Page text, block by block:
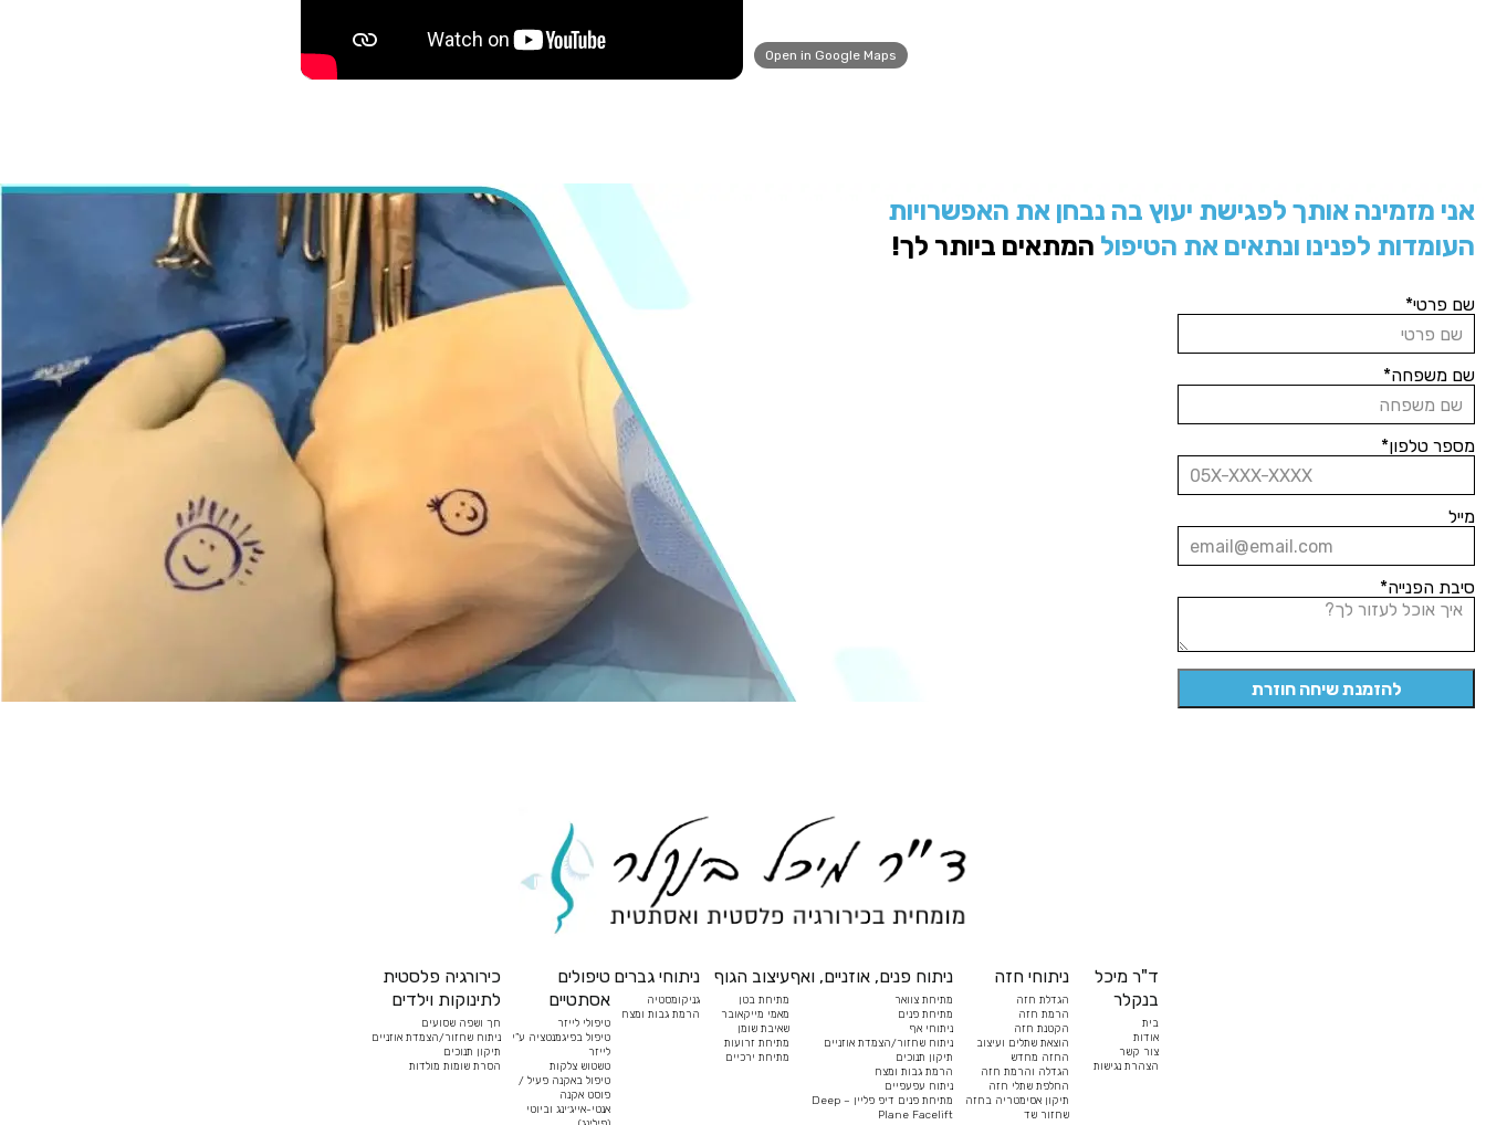
Open in Google Maps
אני מזמינה אותך לפגישת יעוץ בה נבחן את האפשרויות
העומדות לפנינו ונתאים את הטיפול המתאים ביותר לך!
שם פרטי*
שם משפחה*
מספר טלפון*
מייל
סיבת הפנייה*
ד"ר מיכל
בנקלר
בית
אודות
צור קשר
הצהרת נגישות
ניתוחי חזה
הגדלת חזה
הרמת חזה
הקטנת חזה
הוצאת שתלים ועיצוב
החזה מחדש
הגדלה והרמת חזה
החלפת שתלי חזה
תיקון אסימטריה בחזה
שחזור שד
ניתוח פנים, אוזניים, ואף
מתיחת צוואר
מתיחת פנים
ניתוחי אף
ניתוח שחזור/הצמדת אוזניים
תיקון תנוכים
הרמת גבות ומצח
ניתוח עפעפיים
מתיחת פנים דיפ פליין – Deep
Plane Facelift
עיצוב הגוף
מתיחת בטן
מאמי מייקאובר
שאיבת שומן
מתיחת זרועות
מתיחת ירכיים
ניתוחי גברים
גניקומסטיה
הרמת גבות ומצח
טיפולים
אסתטיים
טיפולי לייזר
טיפול בפיגמנטציה ע”י
לייזר
טשטוש צלקות
טיפול באקנה פעיל /
פוסט אקנה
אנטי-אייג׳ינג וביוטי
כירורגיה פלסטית
לתינוקות וילדים
חך ושפה שסועים
ניתוח שחזור/הצמדת אוזניים
תיקון תנוכים
הסרת שומות מולדות